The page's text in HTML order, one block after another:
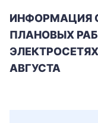
ИНФОРМАЦИЯ
ПЛАНОВЫХ
АВГУСТА